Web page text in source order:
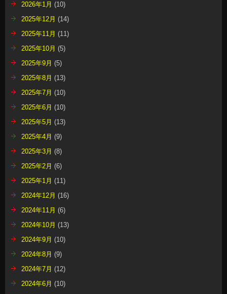
2026年1月 (10)
2025年12月 (14)
2025年11月 (11)
2025年10月 (5)
2025年9月 (5)
2025年8月 (13)
2025年7月 (10)
2025年6月 (10)
2025年5月 (13)
2025年4月 (9)
2025年3月 (8)
2025年2月 (6)
2025年1月 (11)
2024年12月 (16)
2024年11月 (6)
2024年10月 (13)
2024年9月 (10)
2024年8月 (9)
2024年7月 (12)
2024年6月 (10)